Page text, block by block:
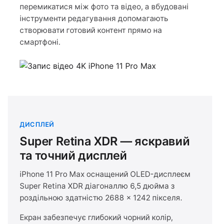
перемикатися між фото та відео, а вбудовані
інструменти редагування допомагають
створювати готовий контент прямо на
смартфоні.
ДИСПЛЕЙ
Super Retina XDR — яскравий
та точний дисплей
iPhone 11 Pro Max оснащений OLED-дисплеєм
Super Retina XDR діагоналлю 6,5 дюйма з
роздільною здатністю 2688 × 1242 пікселя.
Екран забезпечує глибокий чорний колір,